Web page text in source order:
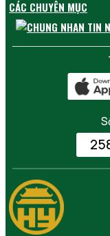
CÁC CHUYÊN MỤC